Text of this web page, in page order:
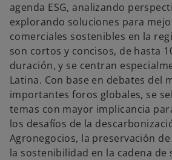
agenda ESG, analizando
explorando soluciones para
comerciales sostenibles en la
son cortos y concisos, de hasta
duración, y se centran
Latina. Con base en debates del
importantes foros globales, se
temas con mayor implicancia
los desafíos de la
Agronegocios, la preservación
la sostenibilidad en la cadena